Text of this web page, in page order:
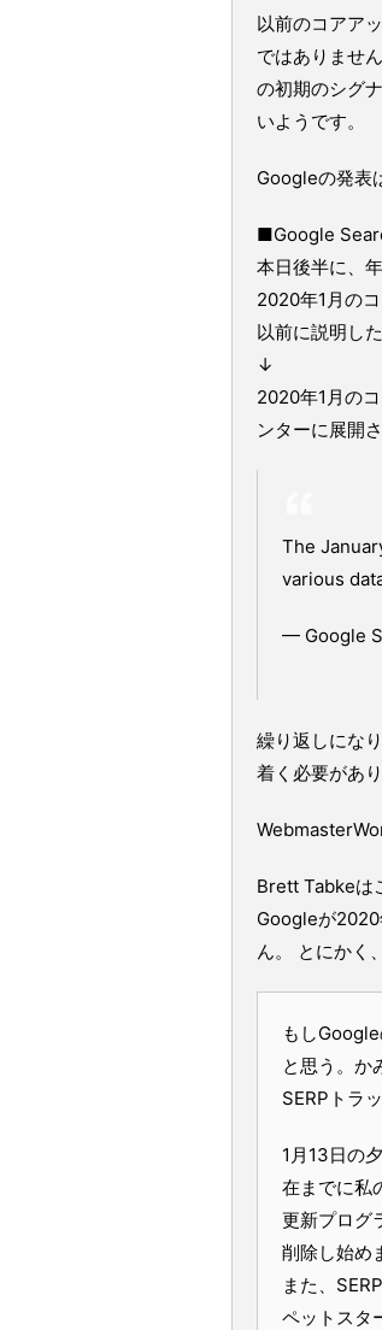
以前のコアア
ではありませ
の初期のシグ
いようです。
Googleの発表
■Google
本日後半に、
2020年1月の
以前に説明し
↓
2020年1月の
ンターに展開さ
The
various
— Google
繰り返しにな
着く必要があ
Brett Tabkeは
Googleが2020
ん。 とにかく
もし
と思う。か
SERPトラ
1月13日の
在までに私
更新プログ
削除し始め
また、
ペットスタ